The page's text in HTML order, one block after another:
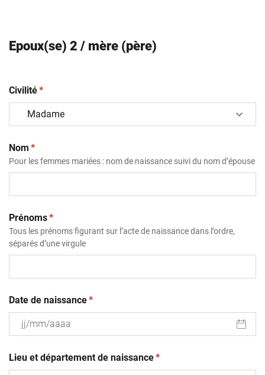
Epoux(se) 2 / mère (père)
Civilité(obligatoire)
*
Nom (obligatoire)
*
Pour les femmes mariées : nom de naissance suivi du nom d’épouse
Prénoms(obligatoire)
*
Tous les prénoms figurant sur l’acte de naissance dans l’ordre,
séparés d’une virgule
Date de naissance(obligatoire)
*
slash
MM
Lieu et département de naissance(obligatoire)
*